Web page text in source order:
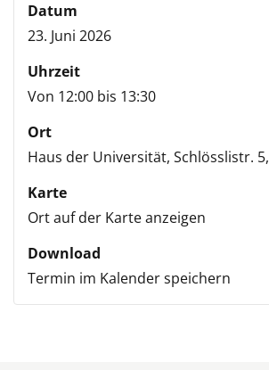
Datum
23. Juni 2026
Uhrzeit
Von 12:00 bis 13:30
Ort
Haus der Universität, Schlösslistr. 5,
Karte
Ort auf der Karte anzeigen
Download
Termin im Kalender speichern